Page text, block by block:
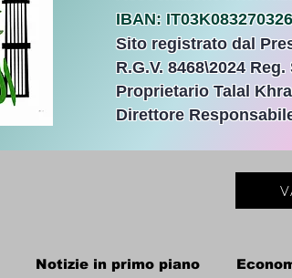
IBAN:
Sito registrato dal
R.G.V. 8468\2024
Proprietario Talal
Direttore
Notizie in primo piano